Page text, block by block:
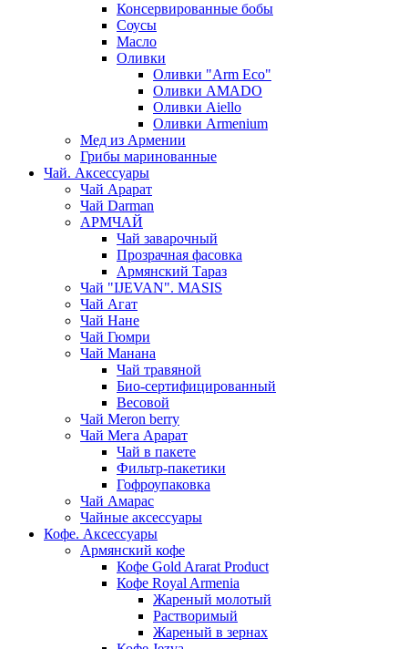
Консервированные бобы
Соусы
Масло
Оливки
Оливки "Arm Eco"
Оливки AMADO
Оливки Aiello
Оливки Armenium
Мед из Армении
Грибы маринованные
Чай. Аксессуары
Чай Арарат
Чай Darman
АРМЧАЙ
Чай заварочный
Прозрачная фасовка
Армянский Тараз
Чай "IJEVAN". MASIS
Чай Агат
Чай Нане
Чай Гюмри
Чай Манана
Чай травяной
Био-сертифицированный
Весовой
Чай Meron berry
Чай Мега Арарат
Чай в пакете
Фильтр-пакетики
Гофроупаковка
Чай Амарас
Чайные аксессуары
Кофе. Аксессуары
Армянский кофе
Кофе Gold Ararat Product
Кофе Royal Armenia
Жареный молотый
Растворимый
Жареный в зернах